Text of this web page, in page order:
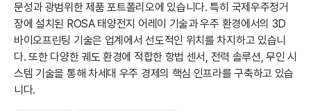
문성과 광범위한 제품 포트폴리오에 있습니다. 특히 국제우주정거
장에 설치된 ROSA 태양전지 어레이 기술과 우주 환경에서의 3D
바이오프린팅 기술은 업계에서 선도적인 위치를 차지하고 있습니
다. 또한 다양한 궤도 환경에 적합한 항법 센서, 전력 솔루션, 무인 시
스템 기술을 통해 차세대 우주 경제의 핵심 인프라를 구축하고 있습
니다.